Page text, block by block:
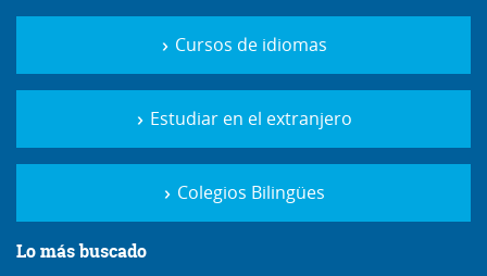
Cursos de idiomas
Estudiar en el extranjero
Colegios Bilingües
Lo más buscado